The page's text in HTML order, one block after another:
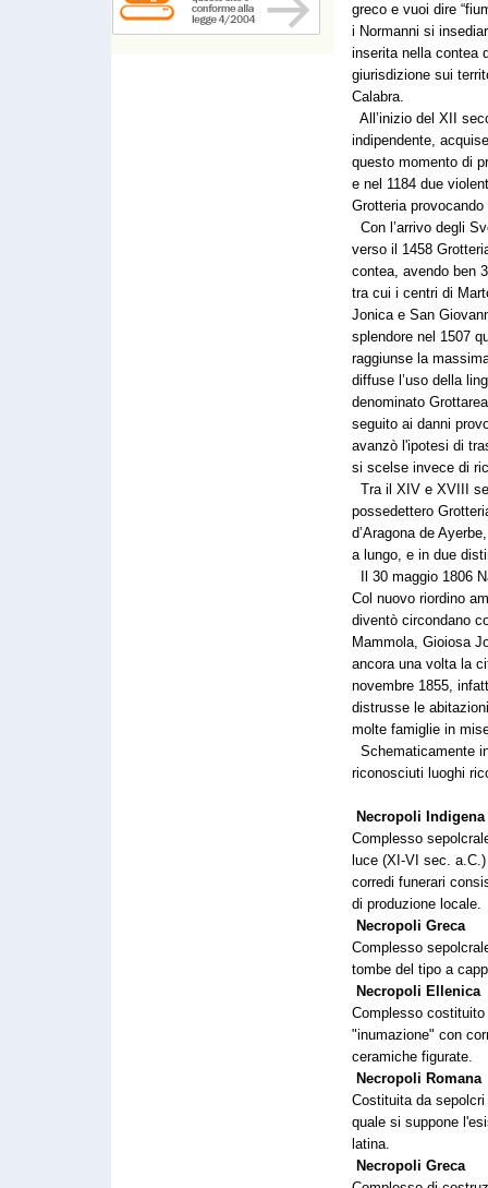
greco e vuoi dire
i Normanni si
inserita nella contea
giurisdizione sui
Calabra.
All’inizio del XII
indipendente,
questo momento di
e nel 1184 due
Grotteria
Con l’arrivo degli
verso il 1458
contea, avendo ben
tra cui i centri di
Jonica e San
splendore nel 1507
raggiunse la
diffuse l’uso della
denominato
seguito ai danni
avanzò l'ipotesi di
si scelse invece di
Tra il XIV e XVIII
possedettero
d’Aragona de
a lungo, e in due
Il 30 maggio 1806
Col nuovo riordino
diventò circondano
Mammola, Gioiosa
ancora una volta la
novembre 1855,
distrusse le
molte famiglie in
Schematicamente
riconosciuti luoghi
Necropoli Indigena
Complesso
luce (XI-VI sec.
corredi funerari
di produzione locale.
Necropoli Greca
Complesso
tombe del tipo a
Necropoli Ellenica
Complesso
"inumazione" con
ceramiche figurate.
Necropoli Romana
Costituita da
quale si suppone
latina.
Necropoli Greca